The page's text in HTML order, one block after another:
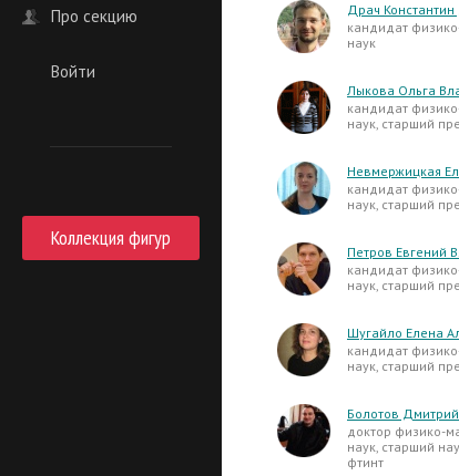
Про секцию
Войти
Коллекция фигур
Драч
кандидат
наук
Лыкова Ольга
кандидат
наук, старший
Невмержицкая
кандидат
наук, старший
Петров Евгений
кандидат
наук, старший
Шугайло Елена
кандидат
наук, старший
Болотов
доктор физико-
наук, старший
фтинт